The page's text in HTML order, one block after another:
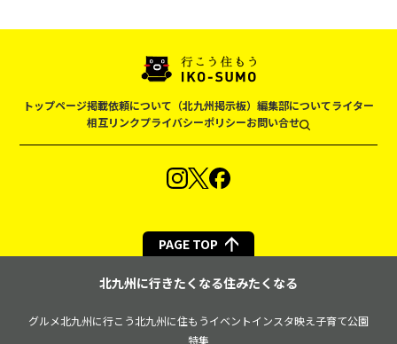
トップページ掲載依頼について（北九州掲示板） 編集部についてライター
相互リンクプライバシーポリシーお問い合せ
PAGE TOP
北九州に行きたくなる住みたくなる
グルメ北九州に行こう北九州に住もうイベントインスタ映え子育て公園
特集